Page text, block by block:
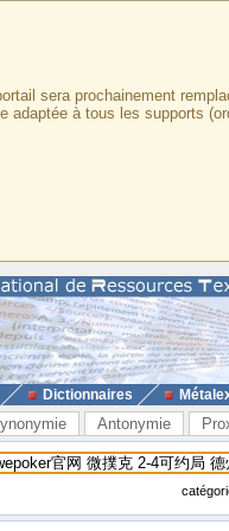
sera prochainement
adaptée à tous les supports
Dictionnaires
Antonymie